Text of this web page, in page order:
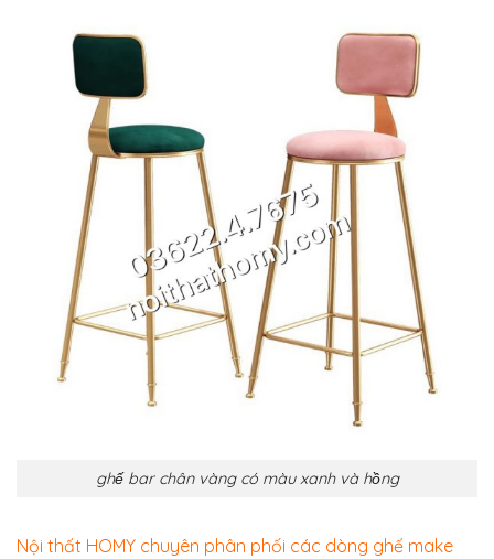
ghế bar chân vàng có màu xanh và hồng
Nội thất HOMY chuyên phân phối các dòng ghế make